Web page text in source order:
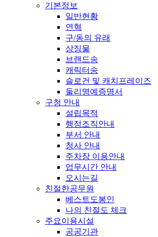
기본정보
일반현황
연혁
구/동의 유래
상징물
브랜드송
캐릭터송
슬로건 및 캐치프레이즈
둘리명예증명서
구청 안내
설립목적
행정조직안내
부서 안내
청사 안내
주차장 이용안내
업무시간 안내
오시는길
친절한공무원
베스트도봉인
나의 친절도 체크
주요이용시설
공공기관